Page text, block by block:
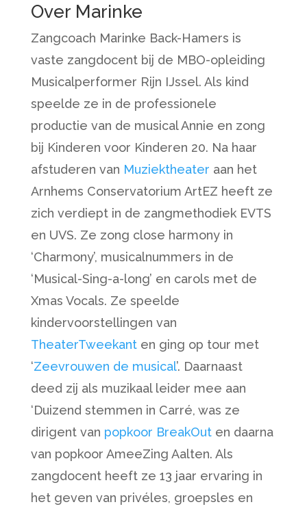
Over Marinke
Zangcoach Marinke Back-Hamers is
vaste zangdocent bij de MBO-opleiding
Musicalperformer Rijn IJssel. Als kind
speelde ze in de professionele
productie van de musical Annie en zong
bij Kinderen voor Kinderen 20. Na haar
afstuderen van Muziektheater aan het
Arnhems Conservatorium ArtEZ heeft ze
zich verdiept in de zangmethodiek EVTS
en UVS. Ze zong close harmony in
‘Charmony’, musicalnummers in de
‘Musical-Sing-a-long’ en carols met de
Xmas Vocals. Ze speelde
kindervoorstellingen van
TheaterTweekanten ging op tour met
‘Zeevrouwen de musical’. Daarnaast
deed zij als muzikaal leider mee aan
‘Duizend stemmen in Carré, was ze
dirigent van popkoor BreakOuten daarna
van popkoor AmeeZing Aalten. Als
zangdocent heeft ze 13 jaar ervaring in
het geven van privéles, groepsles en